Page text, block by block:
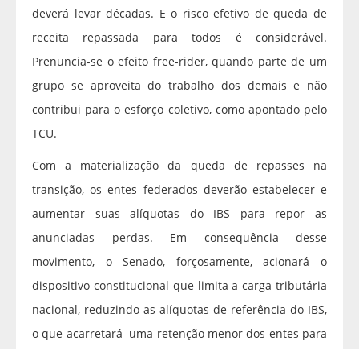
deverá levar décadas. E o risco efetivo de queda de
receita repassada para todos é considerável.
Prenuncia-se o efeito free-rider, quando parte de um
grupo se aproveita do trabalho dos demais e não
contribui para o esforço coletivo, como apontado pelo
TCU.
Com a materialização da queda de repasses na
transição, os entes federados deverão estabelecer e
aumentar suas alíquotas do IBS para repor as
anunciadas perdas. Em consequência desse
movimento, o Senado, forçosamente, acionará o
dispositivo constitucional que limita a carga tributária
nacional, reduzindo as alíquotas de referência do IBS,
o que acarretará uma retenção menor dos entes para